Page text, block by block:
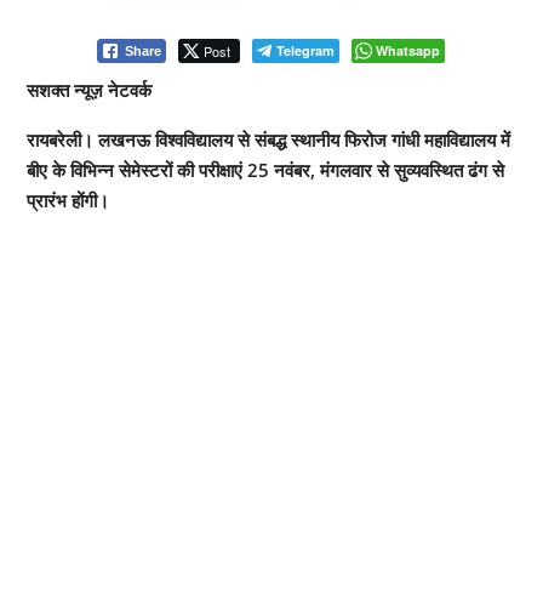
Share Post Telegram Whatsapp
सशक्त न्यूज़ नेटवर्क
रायबरेली। लखनऊ विश्वविद्यालय से संबद्ध स्थानीय फिरोज गांधी महाविद्यालय में
बीए के विभिन्न सेमेस्टरों की परीक्षाएं 25 नवंबर, मंगलवार से सुव्यवस्थित ढंग से
प्रारंभ होंगी।